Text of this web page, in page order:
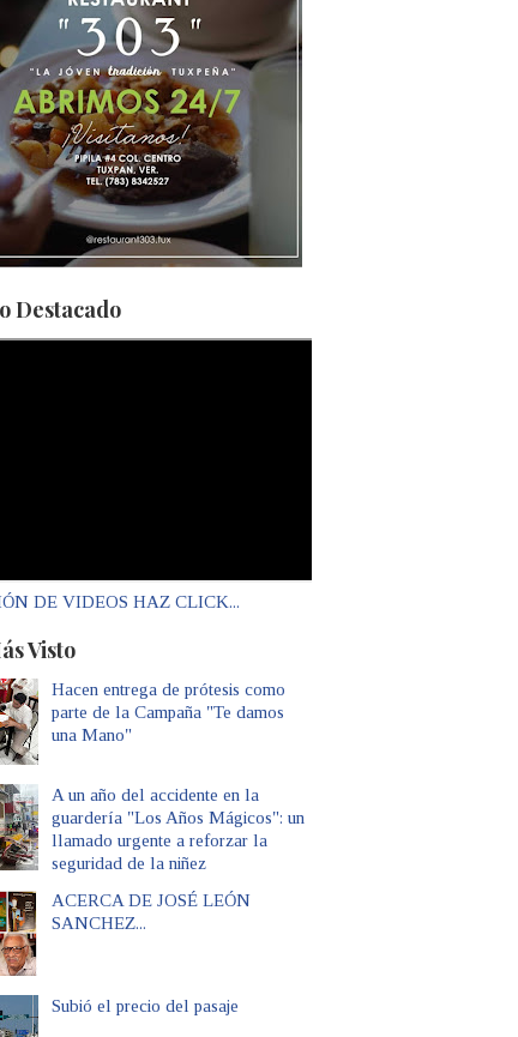
Destacado
DE VIDEOS HAZ CLICK...
Visto
Hacen entrega de prótesis como
parte de la Campaña "Te damos
una Mano"
A un año del accidente en la
guardería "Los Años Mágicos": un
llamado urgente a reforzar la
seguridad de la niñez
ACERCA DE JOSÉ LEÓN
SANCHEZ...
Subió el precio del pasaje